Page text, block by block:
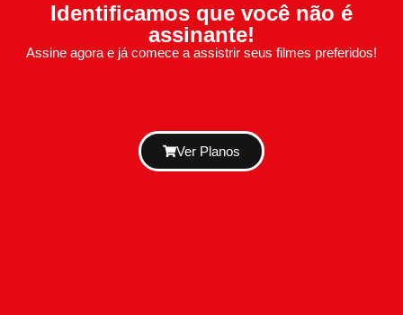
Identificamos que você não é
assinante!
Assine agora e já comece a assistrir seus filmes preferidos!
Ver Planos